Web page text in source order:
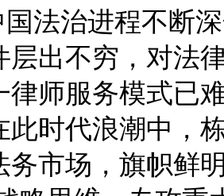
法治进程不断
层出不穷，对法
律师服务模式已
此时代浪潮中，
市场，旗帜鲜